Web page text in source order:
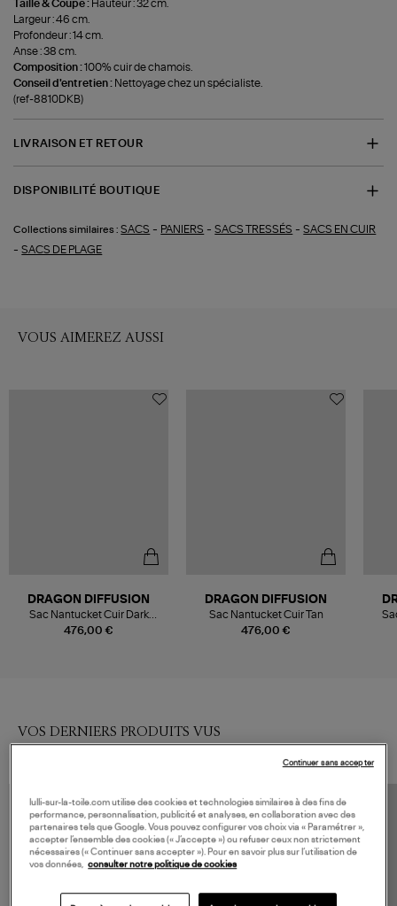
Taille & Coupe : Hauteur : 32 cm.
Largeur : 46 cm.
Profondeur : 14 cm.
Anse : 38 cm.
Composition :100% cuir de chamois.
Conseil d'entretien : Nettoyage chez un spécialiste.
(ref-8810DKB)
LIVRAISON ET RETOUR
DISPONIBILITÉ BOUTIQUE
Collections similaires : SACS - PANIERS -SACS TRESSÉS -SACS EN CUIR
-SACS DE PLAGE
VOUS AIMEREZ AUSSI
476,00 €
DRAGON DIFFUSION
Sac Nantucket Cuir Dark
Brown
476,00 €
DRAGON DIFFUSION
Sac Nantucket Cuir Tan
VOS DERNIERS PRODUITS VUS
lulli-sur-la-toile.com utilise des cookies et technologies similaires à des fins de
performance, personnalisation, publicité et analyses, en collaboration avec des
partenaires tels que Google. Vous pouvez configurer vos choix via « Paramétrer »,
accepter l’ensemble des cookies (« J’accepte ») ou refuser ceux non strictement
nécessaires (« Continuer sans accepter »). Pour en savoir plus sur l’utilisation de
vos données,
consulter notre politique de cookies
Continuer sans accepter